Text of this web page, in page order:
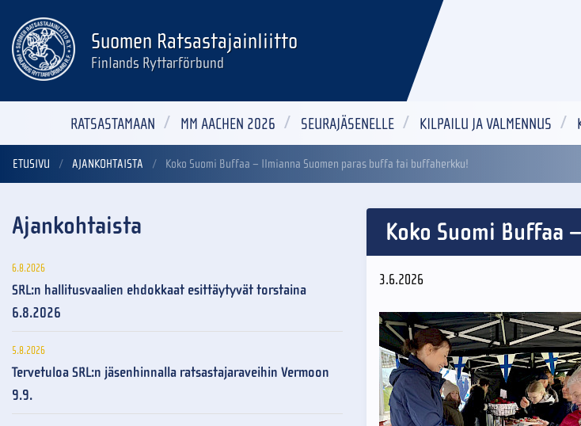
Suomen Ratsastajainliitto
Finlands Ryttarförbund
RATSASTAMAAN MM AACHEN 2026 SEURAJÄSENELLE KILPAILU JA VALMENNUS
ETUSIVU AJANKOHTAISTA Koko Suomi Buffaa – Ilmianna Suomen paras buffa tai buffaherkku!
Koko Suomi Buffaa
3.6.2026
Ajankohtaista
6.8.2026
SRL:n hallitusvaalien ehdokkaat esittäytyvät torstaina
6.8.2026
5.8.2026
Tervetuloa SRL:n jäsenhinnalla ratsastajaraveihin Vermoon
9.9.